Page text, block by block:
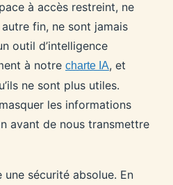
à accès restreint, ne
fin, ne sont jamais
outil d’intelligence
à notre charte IA, et
ne sont plus utiles.
les informations
avant de nous transmettre
une sécurité absolue. En